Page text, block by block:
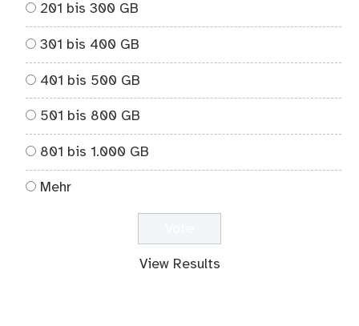
201 bis 300 GB
301 bis 400 GB
401 bis 500 GB
501 bis 800 GB
801 bis 1.000 GB
Mehr
View Results